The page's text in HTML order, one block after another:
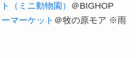
（ミニ動物園）
＠BIGHOP
マーケット ＠牧の原モア ※雨